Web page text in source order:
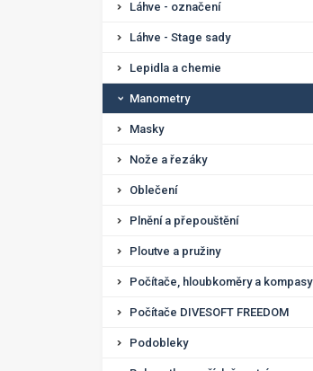
Láhve - označení
Láhve - Stage sady
Lepidla a chemie
Manometry
Masky
Nože a řezáky
Oblečení
Plnění a přepouštění
Ploutve a pružiny
Počítače, hloubkoměry a kompasy
Počítače DIVESOFT FREEDOM
Podobleky